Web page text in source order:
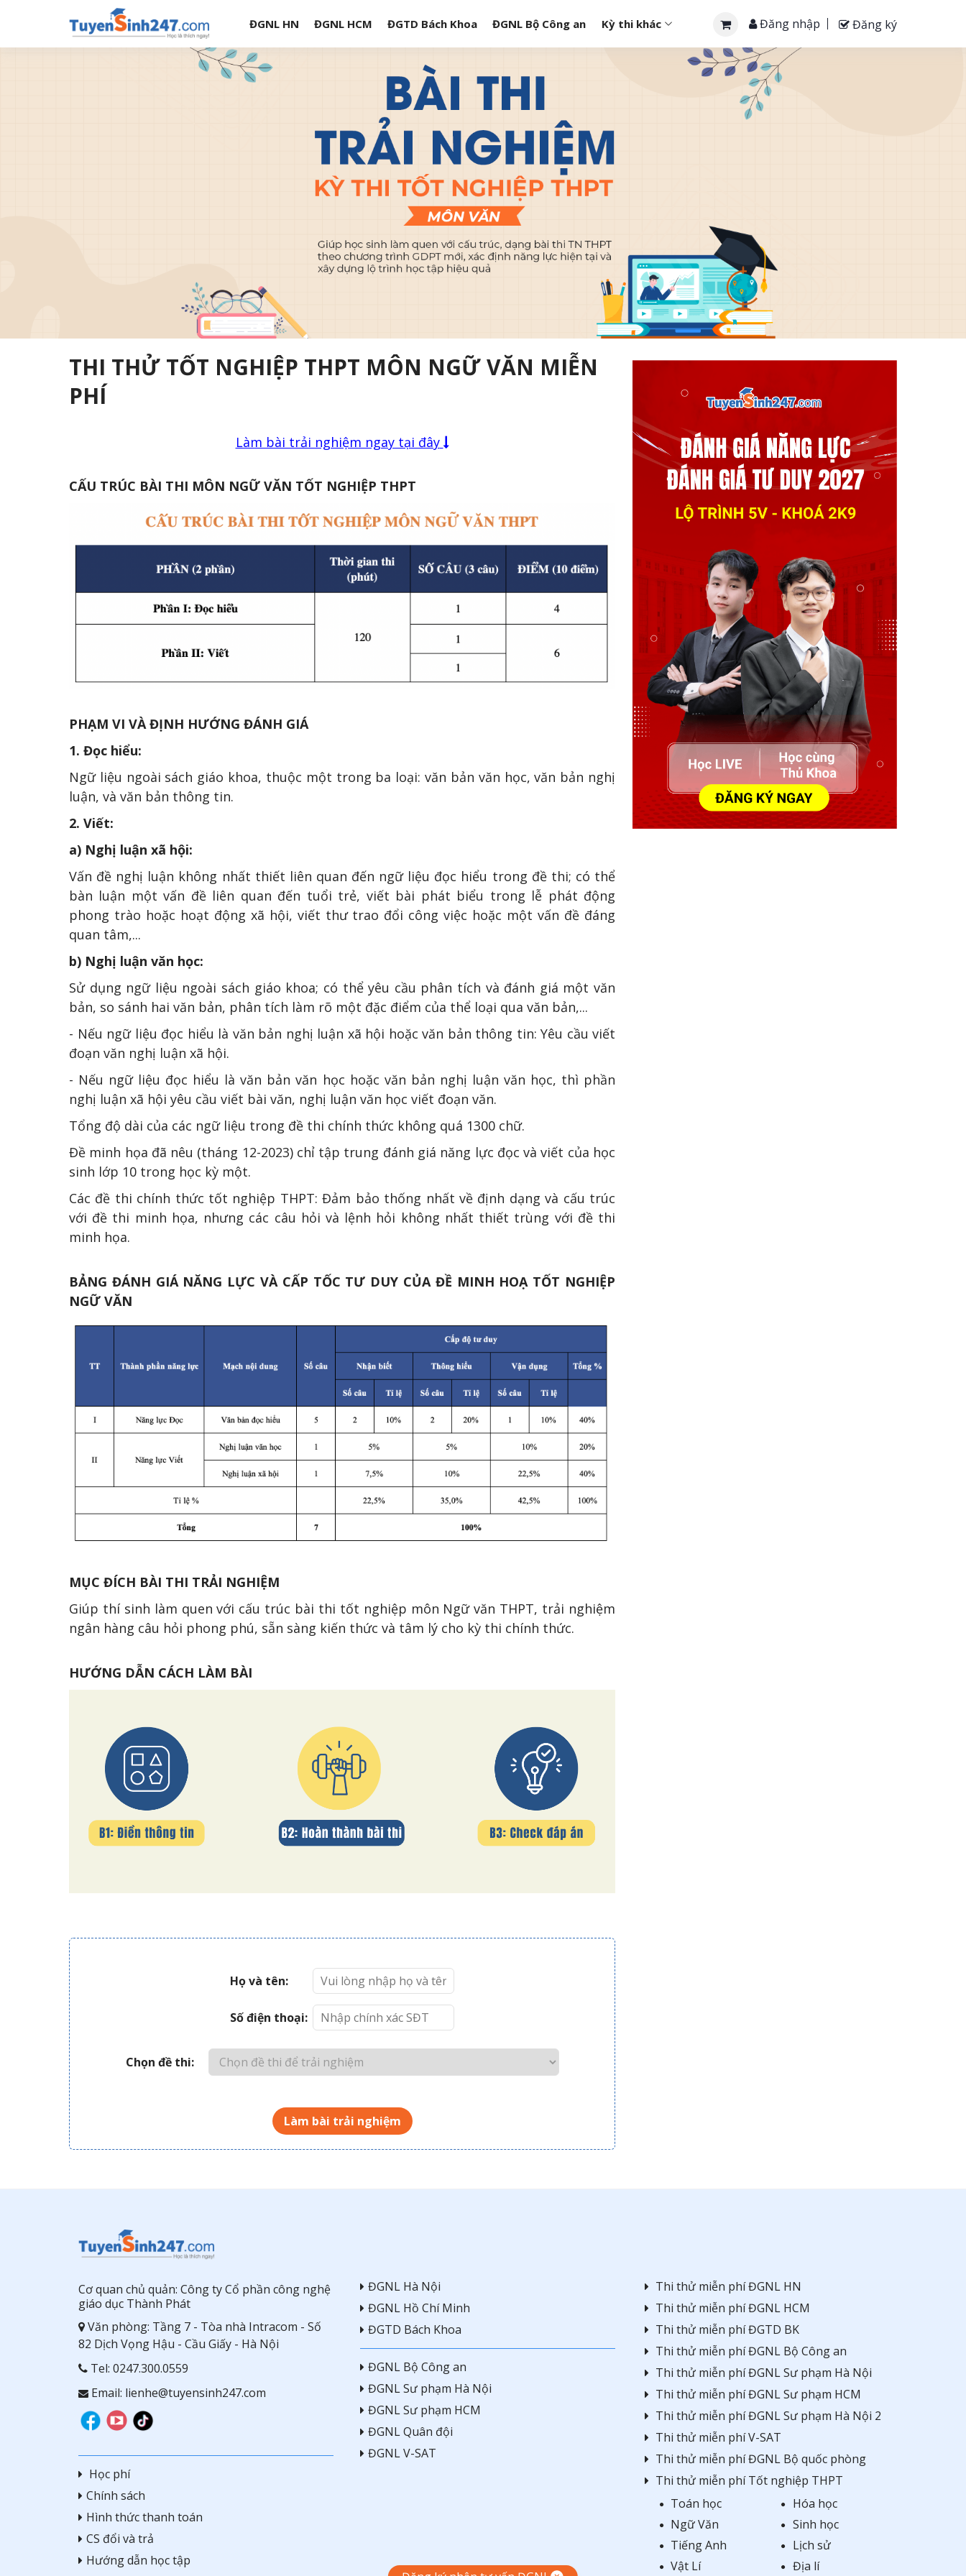
ĐGNL HN ĐGNL HCM ĐGTD Bách Khoa ĐGNL Bộ Công an Kỳ thi khác Đăng ký
Đăng nhập
THI THỬ TỐT NGHIỆP THPT MÔN NGỮ VĂN MIỄN
PHÍ
Làm bài trải nghiệm ngay tại đây
CẤU TRÚC BÀI THI MÔN NGỮ VĂN TỐT NGHIỆP THPT
PHẠM VI VÀ ĐỊNH HƯỚNG ĐÁNH GIÁ
1. Đọc hiểu:
Ngữ liệu ngoài sách giáo khoa, thuộc một trong ba loại: văn bản văn học, văn bản nghị
luận, và văn bản thông tin.
2. Viết:
a) Nghị luận xã hội:
Vấn đề nghị luận không nhất thiết liên quan đến ngữ liệu đọc hiểu trong đề thi; có thể
bàn luận một vấn đề liên quan đến tuổi trẻ, viết bài phát biểu trong lễ phát động
phong trào hoặc hoạt động xã hội, viết thư trao đổi công việc hoặc một vấn đề đáng
quan tâm,...
b) Nghị luận văn học:
Sử dụng ngữ liệu ngoài sách giáo khoa; có thể yêu cầu phân tích và đánh giá một văn
bản, so sánh hai văn bản, phân tích làm rõ một đặc điểm của thể loại qua văn bản,...
- Nếu ngữ liệu đọc hiểu là văn bản nghị luận xã hội hoặc văn bản thông tin: Yêu cầu viết
đoạn văn nghị luận xã hội.
- Nếu ngữ liệu đọc hiểu là văn bản văn học hoặc văn bản nghị luận văn học, thì phần
nghị luận xã hội yêu cầu viết bài văn, nghị luận văn học viết đoạn văn.
Tổng độ dài của các ngữ liệu trong đề thi chính thức không quá 1300 chữ.
Đề minh họa đã nêu (tháng 12-2023) chỉ tập trung đánh giá năng lực đọc và viết của học
sinh lớp 10 trong học kỳ một.
Các đề thi chính thức tốt nghiệp THPT: Đảm bảo thống nhất về định dạng và cấu trúc
với đề thi minh họa, nhưng các câu hỏi và lệnh hỏi không nhất thiết trùng với đề thi
minh họa.
BẢNG ĐÁNH GIÁ NĂNG LỰC VÀ CẤP TỐC TƯ DUY CỦA ĐỀ MINH HOẠ TỐT NGHIỆP
NGỮ VĂN
MỤC ĐÍCH BÀI THI TRẢI NGHIỆM
Giúp thí sinh làm quen với cấu trúc bài thi tốt nghiệp môn Ngữ văn THPT, trải nghiệm
ngân hàng câu hỏi phong phú, sẵn sàng kiến thức và tâm lý cho kỳ thi chính thức.
HƯỚNG DẪN CÁCH LÀM BÀI
Họ và tên:
Số điện thoại:
Chọn đề thi:
Làm bài trải nghiệm
Cơ quan chủ quản: Công ty Cổ phần công nghệ
giáo dục Thành Phát
Văn phòng: Tầng 7 - Tòa nhà Intracom - Số
82 Dịch Vọng Hậu - Cầu Giấy - Hà Nội
Tel: 0247.300.0559
Email: lienhe@tuyensinh247.com
Học phí
Chính sách
Hình thức thanh toán
CS đổi và trả
Hướng dẫn học tập
ĐGNL Hà Nội
ĐGNL Hồ Chí Minh
ĐGTD Bách Khoa
ĐGNL Bộ Công an
ĐGNL Sư phạm Hà Nội
ĐGNL Sư phạm HCM
ĐGNL Quân đội
ĐGNL V-SAT
Thi thử miễn phí ĐGNL HN
Thi thử miễn phí ĐGNL HCM
Thi thử miễn phí ĐGTD BK
Thi thử miễn phí ĐGNL Bộ Công an
Thi thử miễn phí ĐGNL Sư phạm Hà Nội
Thi thử miễn phí ĐGNL Sư phạm HCM
Thi thử miễn phí ĐGNL Sư phạm Hà Nội 2
Thi thử miễn phí V-SAT
Thi thử miễn phí ĐGNL Bộ quốc phòng
Thi thử miễn phí Tốt nghiệp THPT
Toán học
Ngữ Văn
Tiếng Anh
Vật Lí
Hóa học
Sinh học
Lịch sử
Địa lí